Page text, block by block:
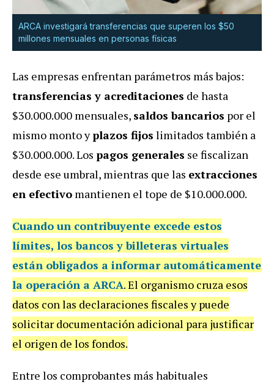
ARCA investigará transferencias que superen los $50
millones mensuales en personas físicas
Las empresas enfrentan parámetros más bajos:
transferencias y acreditaciones de hasta
$30.000.000 mensuales, saldos bancarios por el
mismo monto yplazos fijos limitados también a
$30.000.000. Los pagos generales se fiscalizan
desde ese umbral, mientras que las extracciones
en efectivo mantienen el tope de $10.000.000.
Cuando un contribuyente excede estos
límites, los bancos y billeteras virtuales
están obligados a informar automáticamente
la operación a ARCA. El organismo cruza esos
datos con las declaraciones fiscales y puede
solicitar documentación adicional para justificar
el origen de los fondos.
Entre los comprobantes más habituales